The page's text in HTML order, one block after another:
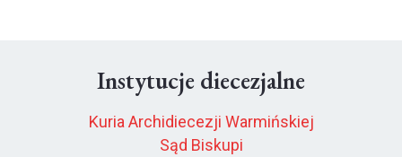
Instytucje diecezjalne
Kuria Archidiecezji Warmińskiej
Sąd Biskupi